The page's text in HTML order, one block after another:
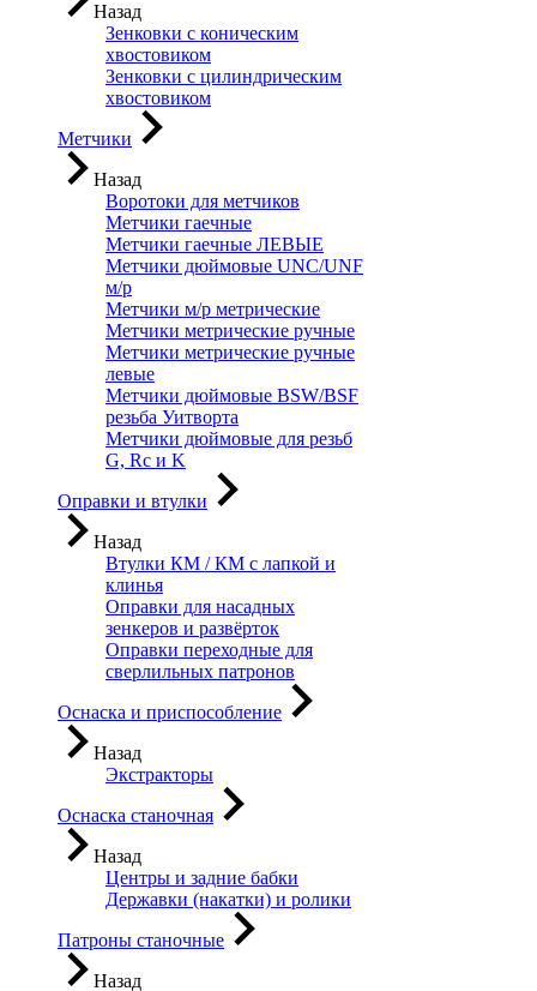
Назад
Зенковки с коническим
хвостовиком
Зенковки с цилиндрическим
хвостовиком
Метчики
Назад
Воротоки для метчиков
Метчики гаечные
Метчики гаечные ЛЕВЫЕ
Метчики дюймовые UNC/UNF
м/р
Метчики м/р метрические
Метчики метрические ручные
Метчики метрические ручные
левые
Метчики дюймовые BSW/BSF
резьба Уитворта
Метчики дюймовые для резьб
G, Rc и K
Оправки и втулки
Назад
Втулки КМ / КМ с лапкой и
клинья
Оправки для насадных
зенкеров и развёрток
Оправки переходные для
сверлильных патронов
Оснаска и приспособление
Назад
Экстракторы
Оснаска станочная
Назад
Центры и задние бабки
Державки (накатки) и ролики
Патроны станочные
Назад